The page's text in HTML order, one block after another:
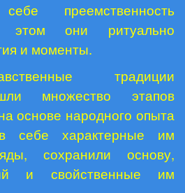
преемственность
этом они ритуально
и моменты.
традиции
множество этапов
основе народного опыта
в себе характерные им
сохранили основу,
и свойственные им